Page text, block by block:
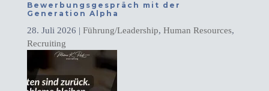
Bewerbungsgespräch mit der
Generation Alpha
28. Juli 2026 | Führung/Leadership, Human Resources,
Recruiting